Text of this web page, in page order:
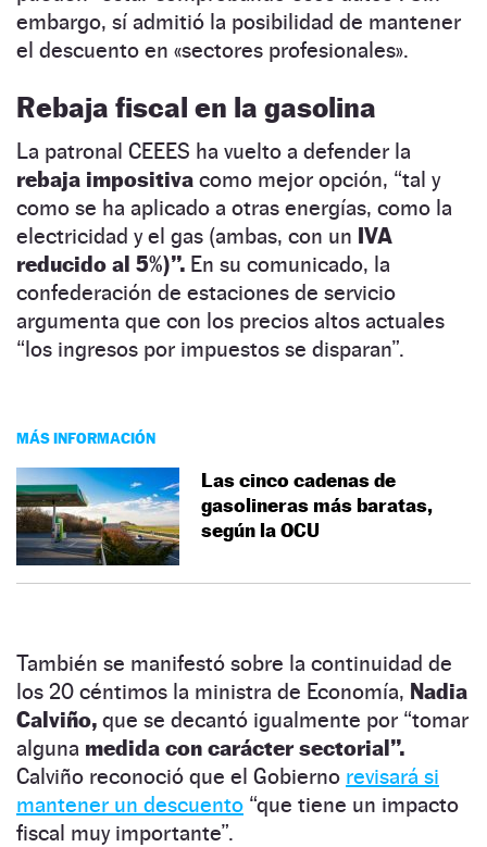
embargo, sí admitió la posibilidad de mantener
el descuento en «sectores profesionales».
Rebaja fiscal en la gasolina
La patronal CEEES ha vuelto a defender la
rebaja impositiva como mejor opción, “tal y
como se ha aplicado a otras energías, como la
electricidad y el gas (ambas, con un IVA
reducido al 5%)”. En su comunicado, la
confederación de estaciones de servicio
argumenta que con los precios altos actuales
“los ingresos por impuestos se disparan”.
MÁS INFORMACIÓN
Las cinco cadenas de
gasolineras más baratas,
según la OCU
También se manifestó sobre la continuidad de
los 20 céntimos la ministra de Economía, Nadia
Calviño, que se decantó igualmente por “tomar
alguna medida con carácter sectorial”.
Calviño reconoció que el Gobierno revisará si
mantener un descuento “que tiene un impacto
fiscal muy importante”.